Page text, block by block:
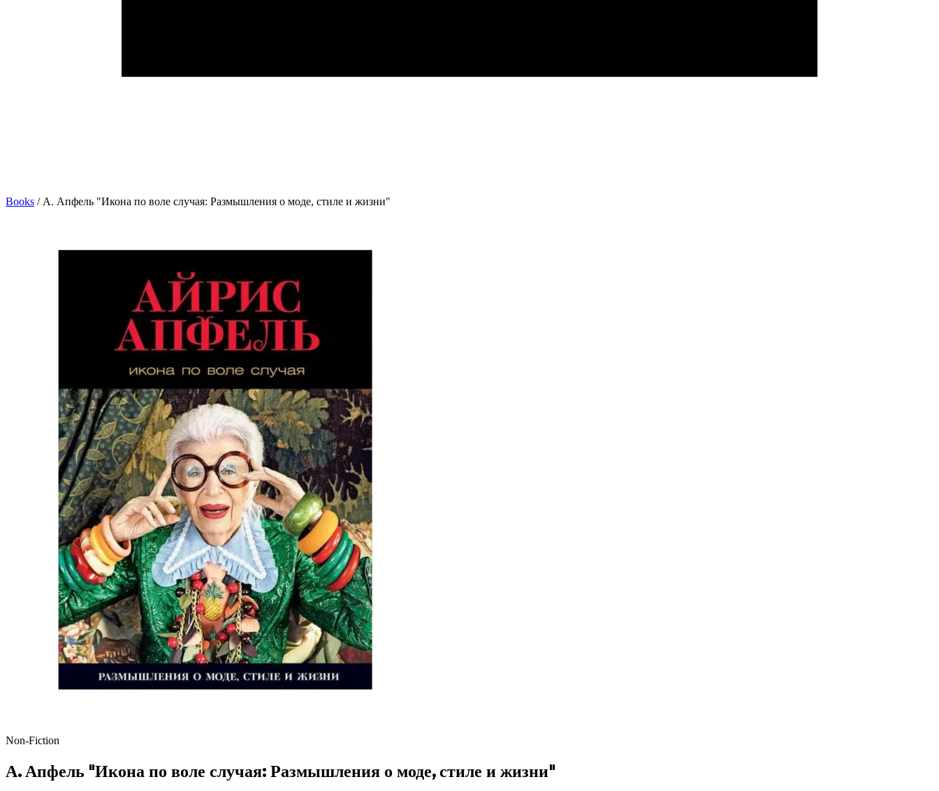
Books / А. Апфель "Икона по воле случая: Размышления о моде, стиле и жизни"
Non-Fiction
А. Апфель "Икона по воле случая: Размышления о моде, стиле и жизни"